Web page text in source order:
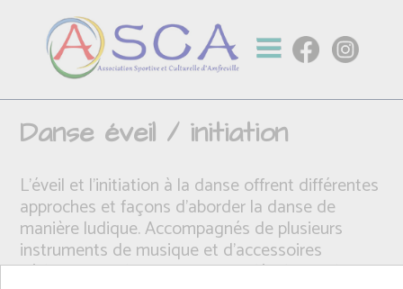
Danse éveil / initiation
L'éveil et l'initiation à la danse offrent différentes
approches et façons d’aborder la danse de
manière ludique. Accompagnés de plusieurs
instruments de musique et d'accessoires
pédagogique, les enfants vont développer leur